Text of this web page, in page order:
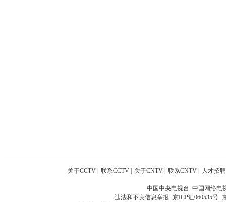
关于CCTV 联系CCTV 关于CNTV 联系CNTV 人才招聘
中国中央电视台 中国网络电
违法和不良信息举报 京ICP证060535号